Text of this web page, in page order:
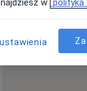
w polityka